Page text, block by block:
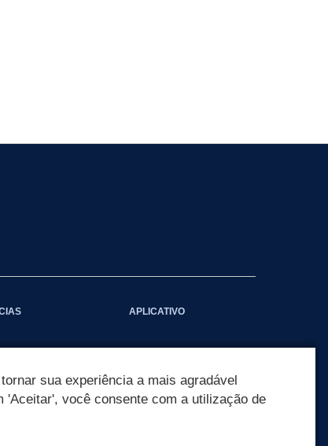
APLICATIVO
sua experiência a mais agradável
você consente com a utilização de